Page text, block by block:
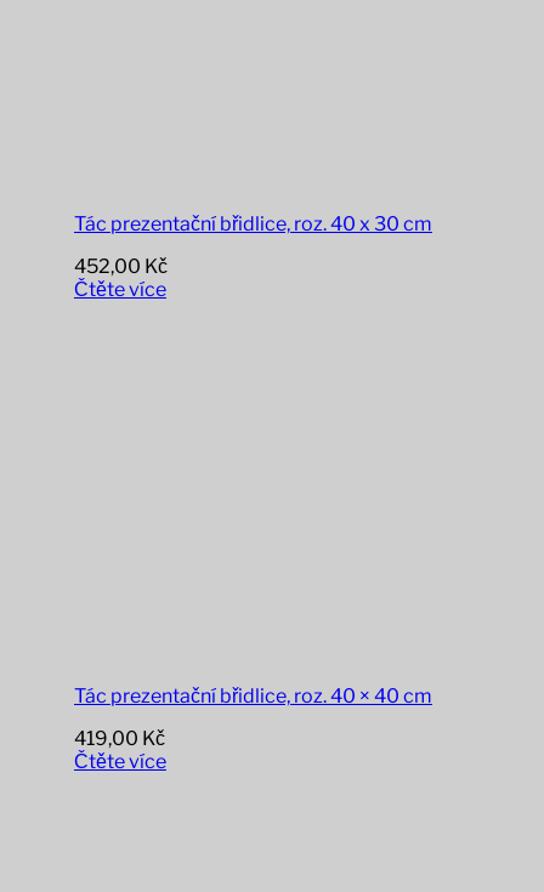
Tác prezentační břidlice, roz. 40 x 30 cm
452,00 Kč
Čtěte více
Tác prezentační břidlice, roz. 40 × 40 cm
419,00 Kč
Čtěte více